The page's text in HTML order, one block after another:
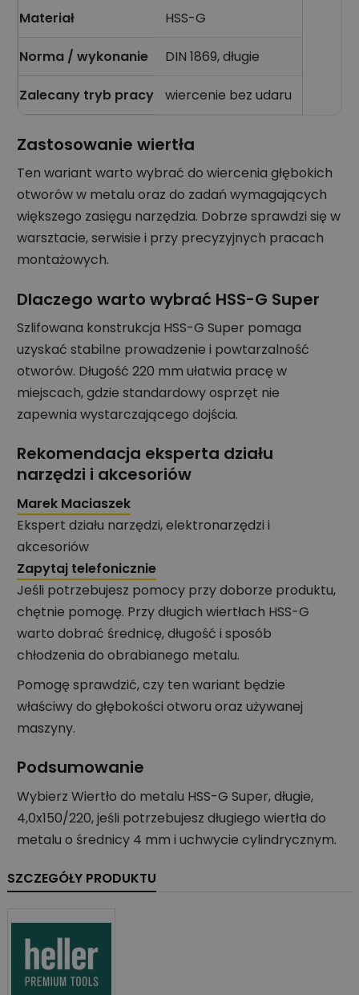
Materiał HSS-G
Norma / wykonanie DIN 1869, długie
Zalecany tryb pracy wiercenie bez udaru
Zastosowanie wiertła
Ten wariant warto wybrać do wiercenia głębokich
otworów w metalu oraz do zadań wymagających
większego zasięgu narzędzia. Dobrze sprawdzi się w
warsztacie, serwisie i przy precyzyjnych pracach
montażowych.
Dlaczego warto wybrać HSS-G Super
Szlifowana konstrukcja HSS-G Super pomaga
uzyskać stabilne prowadzenie i powtarzalność
otworów. Długość 220 mm ułatwia pracę w
miejscach, gdzie standardowy osprzęt nie
zapewnia wystarczającego dojścia.
Rekomendacja eksperta działu
narzędzi i akcesoriów
Marek Maciaszek
Ekspert działu narzędzi, elektronarzędzi i
akcesoriów
Zapytaj telefonicznie
Jeśli potrzebujesz pomocy przy doborze produktu,
chętnie pomogę. Przy długich wiertłach HSS-G
warto dobrać średnicę, długość i sposób
chłodzenia do obrabianego metalu.
Pomogę sprawdzić, czy ten wariant będzie
właściwy do głębokości otworu oraz używanej
maszyny.
Podsumowanie
Wybierz Wiertło do metalu HSS-G Super, długie,
4,0x150/220, jeśli potrzebujesz długiego wiertła do
metalu o średnicy 4 mm i uchwycie cylindrycznym.
SZCZEGÓŁY PRODUKTU